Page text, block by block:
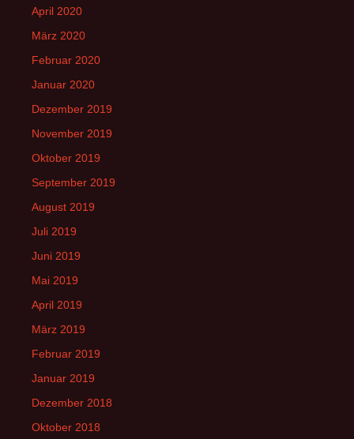
April 2020
März 2020
Februar 2020
Januar 2020
Dezember 2019
November 2019
Oktober 2019
September 2019
August 2019
Juli 2019
Juni 2019
Mai 2019
April 2019
März 2019
Februar 2019
Januar 2019
Dezember 2018
Oktober 2018